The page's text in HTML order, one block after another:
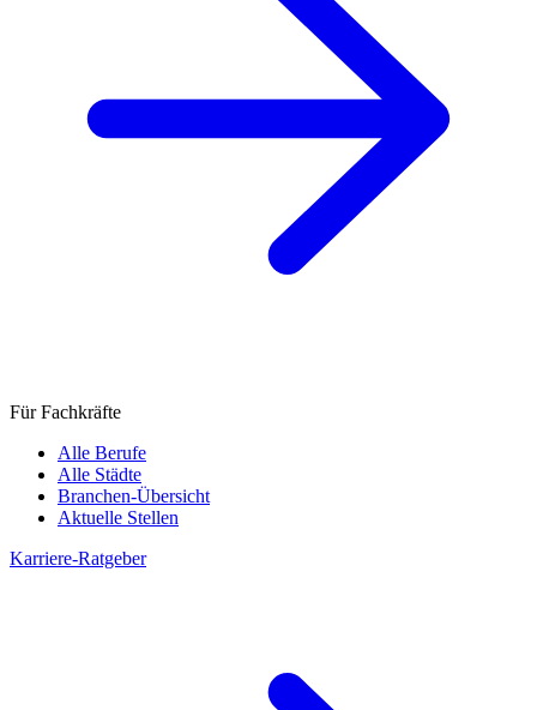
Für Fachkräfte
Alle Berufe
Alle Städte
Branchen-Übersicht
Aktuelle Stellen
Karriere-Ratgeber